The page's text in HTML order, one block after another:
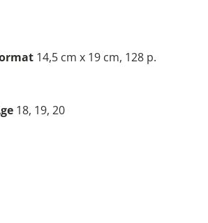
14,5 cm x 19 cm, 128 p.
18, 19, 20